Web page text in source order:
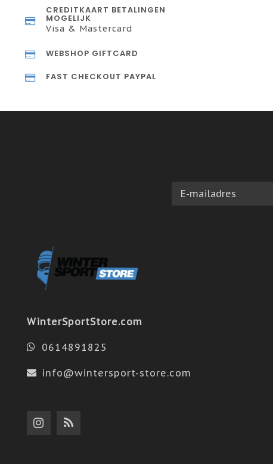
CREDITKAART BETALINGEN
MOGELIJK
Visa & Mastercard
WEBSHOP GIFTCARD
FAST CHECKOUT PAYPAL
WinterSportStore.com
0614891825
info@wintersport-store.com